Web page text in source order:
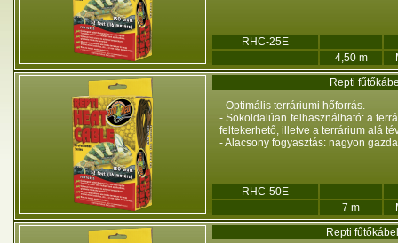
RHC-25E
4,50 m
Repti
- Optimális terráriumi hőforrás.
- Sokoldalúan felhasználható: a
feltekerhető, illetve a terrárium alá
- Alacsony fogyasztás: nagyon
RHC-50E
7 m
Repti